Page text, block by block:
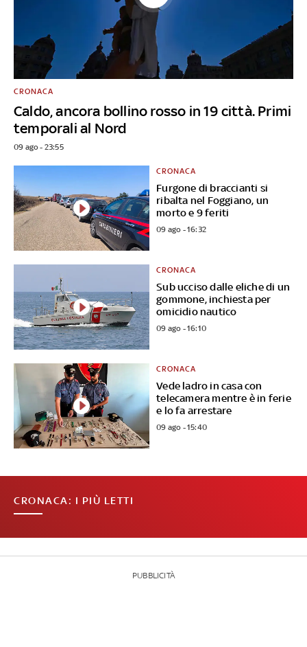
Caldo, ancora bollino rosso in 19 città. Primi
temporali al Nord
CRONACA
09 ago - 23:55
Furgone di braccianti si
ribalta nel Foggiano, un
morto e 9 feriti
CRONACA
09 ago - 16:32
Sub ucciso dalle eliche di un
gommone, inchiesta per
omicidio nautico
CRONACA
09 ago - 16:10
Vede ladro in casa con
telecamera mentre è in ferie
e lo fa arrestare
CRONACA
09 ago - 15:40
CRONACA: I PIÙ LETTI
PUBBLICITÀ